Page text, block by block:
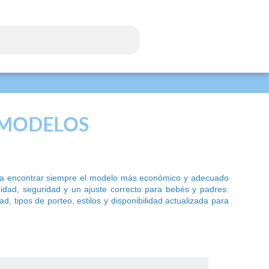
siempre el modelo más económico y adecuado
seguridad y un ajuste correcto para bebés y padres.
tipos de porteo, estilos y disponibilidad actualizada para